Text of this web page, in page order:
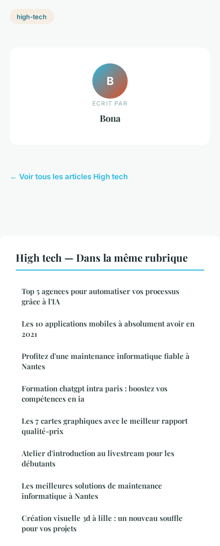
high-tech
B
ECRIT PAR
Bona
← Voir tous les articles High tech
High tech — Dans la même rubrique
Top 5 agences pour automatiser vos processus
grâce à l'IA
Les 10 applications mobiles à absolument avoir en
2021
Profitez d'une maintenance informatique fiable à
Nantes
Formation chatgpt intra paris : boostez vos
compétences en ia
Les 7 cartes graphiques avec le meilleur rapport
qualité-prix
Atelier d'introduction au livestream pour les
débutants
Les meilleures solutions de maintenance
informatique à Nantes
Création visuelle 3d à lille : un nouveau souffle
pour vos projets